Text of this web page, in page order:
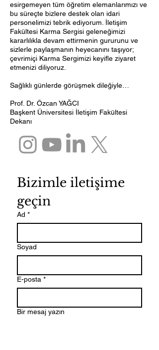
esirgemeyen tüm öğretim elemanlarımızı ve
bu süreçte bizlere destek olan idari
personelimizi tebrik ediyorum. İletişim
Fakültesi Karma Sergisi geleneğimizi
kararlılıkla devam ettirmenin gururunu ve
sizlerle paylaşmanın heyecanını taşıyor;
çevrimiçi Karma Sergimizi keyifle ziyaret
etmenizi diliyoruz.
Sağlıklı günlerde görüşmek dileğiyle…
Prof. Dr. Özcan YAĞCI
Başkent Üniversitesi İletişim Fakültesi
Dekanı
Bizimle iletişime
geçin
Ad *
Soyad
E-posta *
Bir mesaj yazın